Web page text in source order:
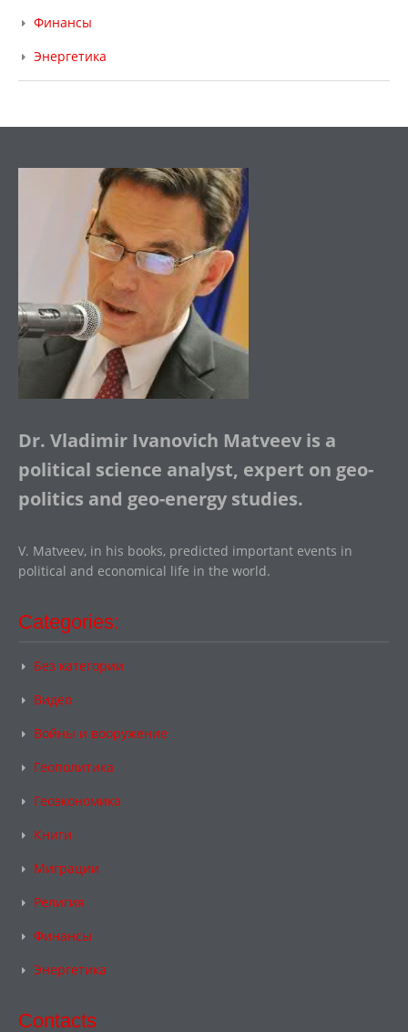
Финансы
Энергетика
Dr. Vladimir Ivanovich Matveev is a
political science analyst, expert on geo-
politics and geo-energy studies.
V. Matveev, in his books, predicted important events in
political and economical life in the world.
Categories:
Без категории
Видео
Войны и вооружение
Геополитика
Геоэкономика
Книги
Миграции
Религия
Финансы
Энергетика
Contacts